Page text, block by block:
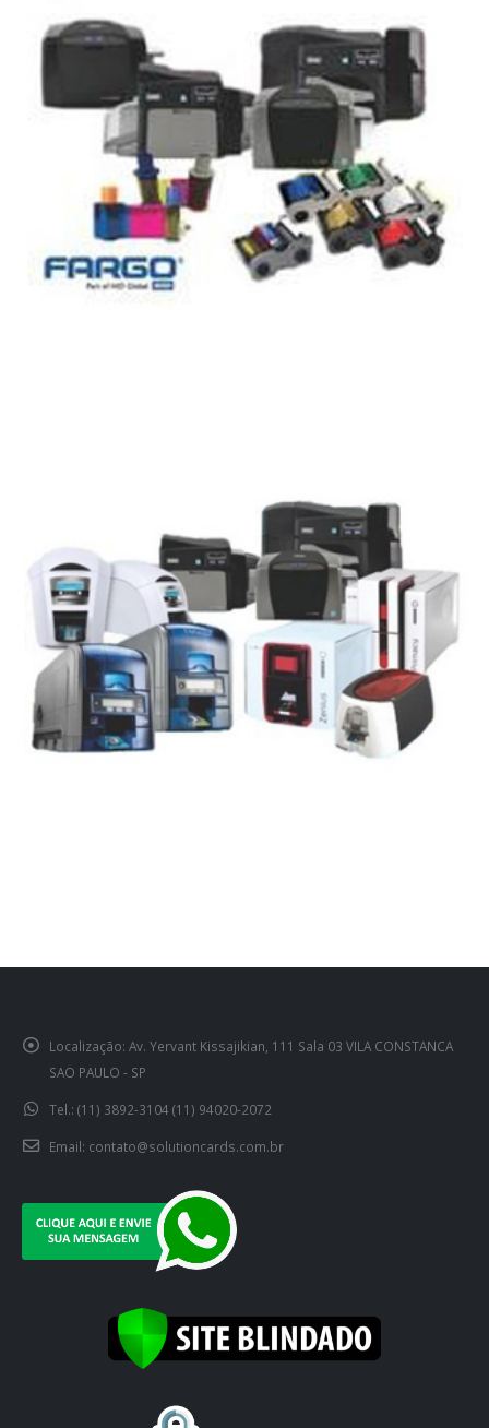
Localização: Av. Yervant Kissajikian, 111 Sala 03 VILA CONSTANCA
SAO PAULO - SP
Tel.: (11) 3892-3104 (11) 94020-2072
Email: contato@solutioncards.com.br